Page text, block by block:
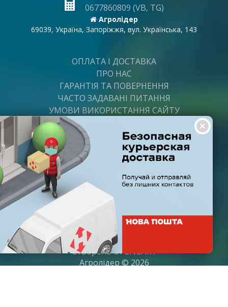
0677860809 (VB, TG)
Агролідер
69039, Україна, Запоріжжя, вул. Українська, 143
ОПЛАТА І ДОСТАВКА
ПРО НАС
ГАРАНТІЯ ТА ПОВЕРНЕННЯ
ЧАСТО ЗАДАВАНІ ПИТАННЯ
УМОВИ ВИКОРИСТАННЯ САЙТУ
ПОСТАЧАЛЬНИКАМ
ПАРТНЕРИ
ГРАФІК РОБОТИ
Пн-Пт: з 8:00 до 21:00
Субота: з 9:00 до 20:00
Неділя: з 10:00 до 19:00
СтвореноOPENCART
Агролідер © 2026